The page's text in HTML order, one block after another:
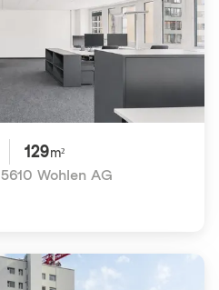
129m²
5610 Wohlen AG